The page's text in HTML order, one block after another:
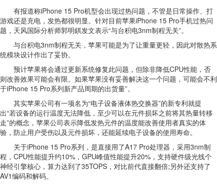
有报道称iPhone 15 Pro机型会出现过热问题，不管是日常操作、打
游戏还是充电，发热都很明显。针对目前苹果iPhone 15 Pro手机过热问
题，天风国际分析师郭明錤发文表示“与台积电3nm制程无关”。
与台积电3nm制程无关，苹果可能是为了让重量更轻，因此对散热系
统模块设计作出了妥协。
预计苹果将会通过更新系统修复此问题，但除非降低CPU性能，否
则改善效果可能会有限。如果苹果没有妥善解决这一个问题，可能会不利
于iPhone 15 Pro系列新产品周期的出货量”。
其实苹果公司有一项名为“电子设备液体热交换器”的新专利就提
出“若设备的运行温度无法降低，至少可以在元件损坏之前将其热量转移
走”的概念，苹果公司表示降低发热元件的温度能改善使用者真实的体
验，防止用户受伤以及元件损坏，还能延续电子设备的使用寿命。
关于iPhone 15 Pro系列，是直接用了A17 Pro处理器，采用3nm制
程，CPU性能提升约10%，GPU峰值性能提升20%，支持硬件级光线个
神经引擎核心，算力达到了35TOPS，对比前代直接翻倍;另外还支持了
AV1编码和解码。